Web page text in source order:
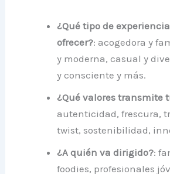
¿Qué tipo de
ofrecer?: acogedora y
y moderna, casual y
y consciente y más.
¿Qué valores transmite
autenticidad, frescura,
twist, sostenibilidad,
¿A quién va dirigido?:
foodies, profesionales